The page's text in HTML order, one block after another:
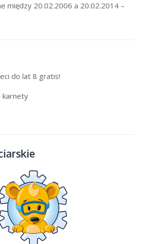
między 20.02.2006 a 20.02.2014 –
do lat 8 gratis!
karnety